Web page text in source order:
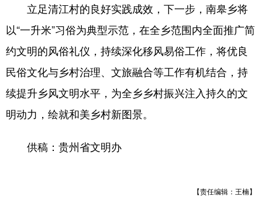
立足清江村的良好实践成效，下一步，南皋乡将
以“一升米”习俗为典型示范，在全乡范围内全面推广简
约文明的风俗礼仪，持续深化移风易俗工作，将优良
民俗文化与乡村治理、文旅融合等工作有机结合，持
续提升乡风文明水平，为全乡乡村振兴注入持久的文
明动力，绘就和美乡村新图景。
供稿：贵州省文明办
【责任编辑：王楠】